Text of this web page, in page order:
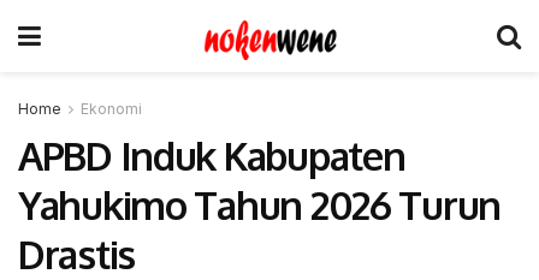
Home Ekonomi
APBD Induk Kabupaten
Yahukimo Tahun 2026 Turun
Drastis